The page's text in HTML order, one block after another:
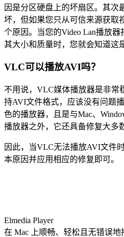
因是分区硬盘上的坏扇区。其次
坏，但如果您只从可信来源获取
个原因。当您的Video Lan播放
其大小和质量时，您就会知道这
VLC可以播放AVI吗？
不用说，VLC媒体播放器是非常
持AVI文件格式，应该没有问题
色的播放器，且是与Mac、
播放器之外，它还具备修复大多
因此，当VLC无法播放AVI文件
本原因并应用相应的修复即可。
Elmedia Player
在 Mac 上顺畅、轻松且无错误地